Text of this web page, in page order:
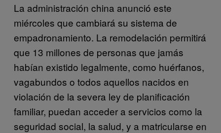
La administración china anunció este
miércoles que cambiará su sistema de
empadronamiento. La remodelación permitirá
que 13 millones de personas que jamás
habían existido legalmente, como huérfanos,
vagabundos o todos aquellos nacidos en
violación de la severa ley de planificación
familiar, puedan acceder a servicios como la
seguridad social, la salud, y a matricularse en